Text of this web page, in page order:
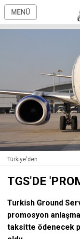
MENÜ
Türkiye'den
TGS'DE
Turkish Ground
promosyon
taksitte ödenecek